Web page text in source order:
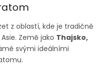
z oblastí, kde je tradičně
Země jako Thajsko,
svými ideálními